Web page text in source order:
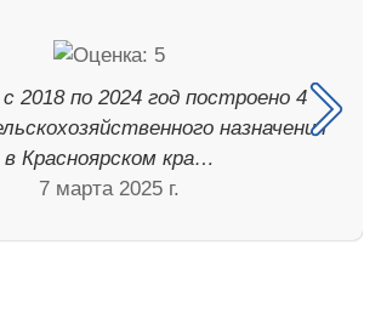
2018 по 2024 год построено 4
назначения
в Красноярском кра…
7 марта 2025 г.